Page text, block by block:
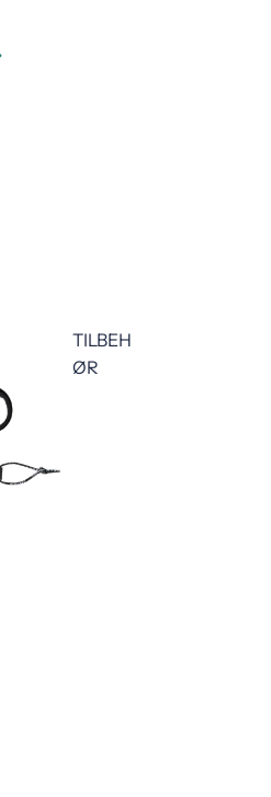
TILBEH
ØR